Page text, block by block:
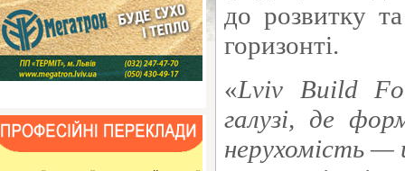
до розвитку
горизонті.
«Lviv Build
галузі, де
нерухомість —